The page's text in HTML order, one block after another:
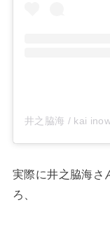
実際に井之脇海さ
ろ、